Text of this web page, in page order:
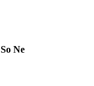
So Ne